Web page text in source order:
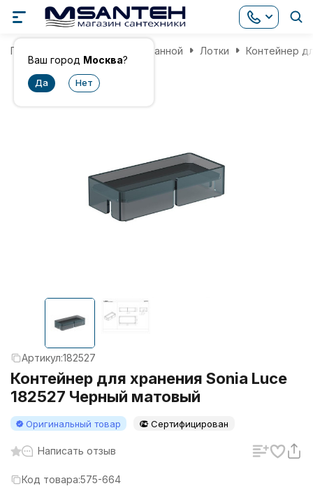
Ваш город Москва?
Главная Аксессуары для ванной Лотки Контейнер
Артикул:182527
Контейнер для хранения Sonia Luce
182527 Черный матовый
Оригинальный товар Сертифицирован
Написать отзыв
Код товара:575-664